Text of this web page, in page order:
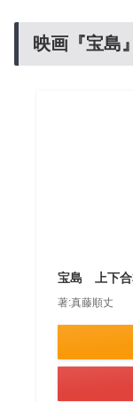
映画『宝島
宝島 上下合
著:真藤順丈